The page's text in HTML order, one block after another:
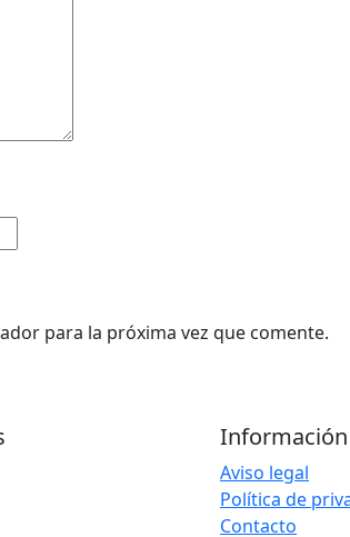
para la próxima vez que comente.
Información
Aviso legal
Política de
Contacto